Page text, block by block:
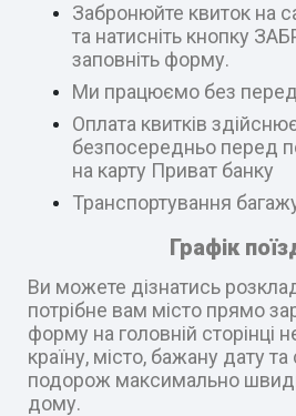
Забронюйте квиток на
та натисніть кнопку
заповніть форму.
Ми працюємо без
Оплата квитків
безпосередньо перед
на карту Приват банку
Транспортування
Графік
Ви можете дізнатись
потрібне вам місто прямо
форму на головній сторінці
країну, місто, бажану дату
подорож максимально
дому.